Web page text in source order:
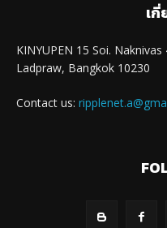
เกี่
KINYUPEN 15 Soi.
Ladpraw, Bangkok 10230
Contact us: